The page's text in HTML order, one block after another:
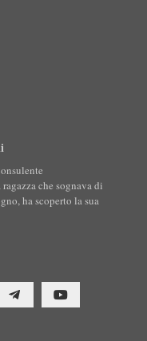
che sognava di
ha scoperto la sua